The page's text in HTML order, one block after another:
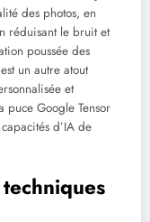
des photos, en
réduisant le bruit et
poussée des
un autre atout
et
puce Google Tensor
d’IA de